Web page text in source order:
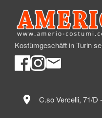
Kostümgeschäft in Turin
location_on C.so Vercelli, 71/D